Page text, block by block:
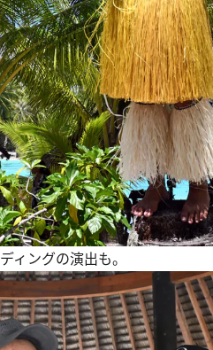
ングの演出も。